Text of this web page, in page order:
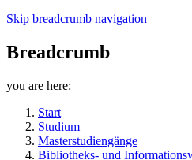
Skip breadcrumb navigation
Breadcrumb
you are here:
Start
Studium
Masterstudiengänge
Bibliotheks- und